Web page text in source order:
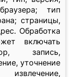
тип
страницы,
Обработка
включать
запись,
уточнение